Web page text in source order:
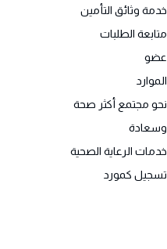
خدمة وثائق التأمين
متابعة الطلبات
عضو
الموارد
نحو مجتمع أكثر صحة
وسعادة
خدمات الرعاية الصحية
تسجيل كمورد